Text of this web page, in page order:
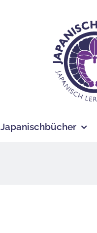
Japanischbücher